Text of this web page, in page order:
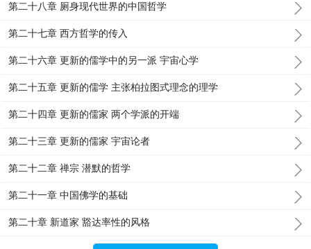
第二十八章 厕身现代世界的中国哲学
第二十七章 西方哲学的传入
第二十六章 更新的儒学中的另一派 宇宙心学
第二十五章 更新的儒学 主张柏拉图式理念的理学
第二十四章 更新的儒家 两个学派的开端
第二十三章 更新的儒家 宇宙论者
第二十二章 禅宗 潜默的哲学
第二十一章 中国佛学的基础
第二十章 新道家 豁达率性的风格